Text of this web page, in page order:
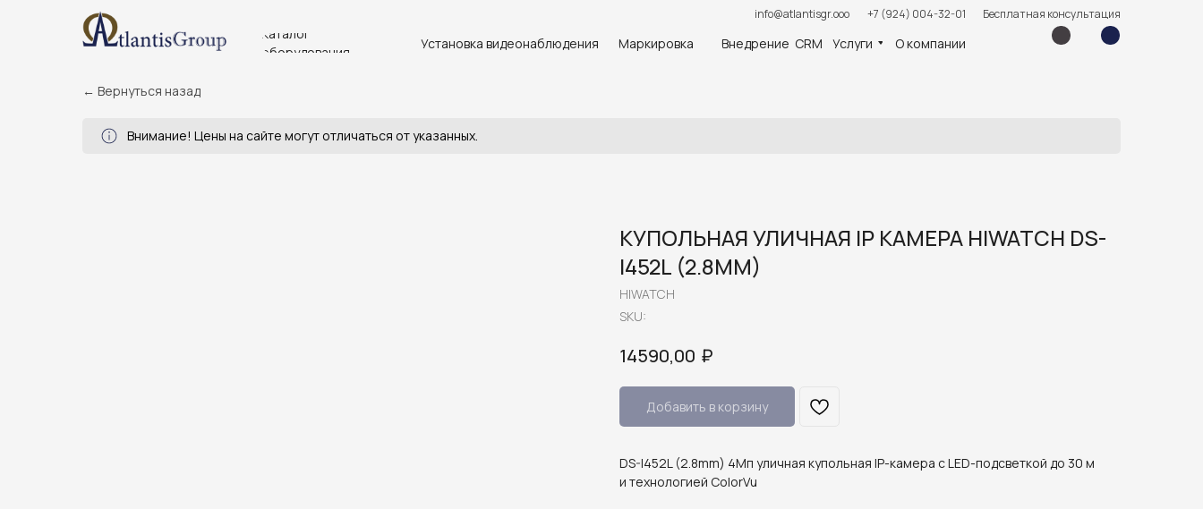
Бесплатная консультация
+7 (924) 004-32-01
info@atlantisgr.ooo
Установка видеонаблюдения
Каталог
оборудования
Маркировка Услуги О компании
Внедрение CRM
← Вернуться назад
Внимание! Цены на сайте могут отличаться от указанных.
КУПОЛЬНАЯ УЛИЧНАЯ IP КАМЕРА HIWATCH DS-
I452L (2.8MM)
HIWATCH
SKU:
14590,00 ₽
Добавить в корзину
DS-I452L (2.8mm) 4Мп уличная купольная IP-камера с LED-подсветкой до 30 м
и технологией ColorVu